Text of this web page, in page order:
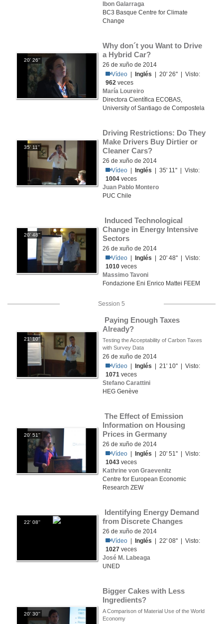
Ibon Galarraga
BC3 Basque Centre for Climate
Change
20' 26''
Why don´t you Want to Drive
a Hybrid Car?
26 de xuño de 2014
Vídeo
Inglés | 20' 26'' | Visto:
962 veces
María Loureiro
Directora Científica ECOBAS,
University of Santiago de Compostela
35' 11''
Driving Restrictions: Do They
Make Drivers Buy Dirtier or
Cleaner Cars?
26 de xuño de 2014
Vídeo
Inglés | 35' 11'' | Visto:
1004 veces
Juan Pablo Montero
PUC Chile
20' 48''
Change in Energy Intensive
Sectors
26 de xuño de 2014
Vídeo
Inglés | 20' 48'' | Visto:
1010 veces
Massimo Tavoni
Fondazione Eni Enrico Mattei FEEM
Session 5
21' 10''
Already?
Testing the Acceptability of Carbon Taxes
with Survey Data
26 de xuño de 2014
Vídeo
Inglés | 21' 10'' | Visto:
1071 veces
Stefano Carattini
HEG Genève
20' 51''
Information on Housing
Prices in Germany
26 de xuño de 2014
Vídeo
Inglés | 20' 51'' | Visto:
1043 veces
Kathrine von Graevenitz
Centre for European Economic
Research ZEW
22' 08''
from Discrete Changes
26 de xuño de 2014
Vídeo
Inglés | 22' 08'' | Visto:
1027 veces
José M. Labeaga
UNED
20' 30''
Bigger Cakes with Less
Ingredients?
A Comparison of Material Use of the World
Economy